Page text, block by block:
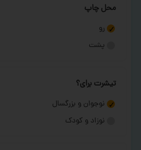
محل چاپ
رو
پشت
تیشرت برای؟
نوجوان و بزرگسال
نوزاد و کودک